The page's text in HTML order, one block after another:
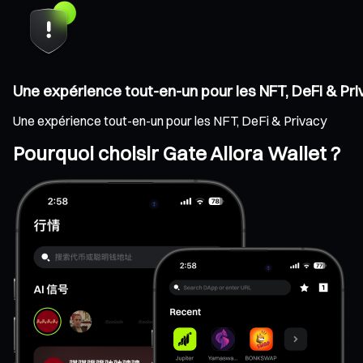
Une expérience tout-en-un pour les NFT, DeFi &
Une expérience tout-en-un pour les NFT, DeFi & Privacy
Pourquoi choisir Gate Allora Wallet ?